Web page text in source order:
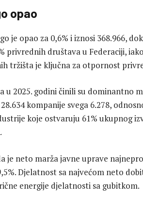
opao
je opao za 0,6% i iznosi 368.966,
privrednih društava u Federaciji,
tržišta je ključna za otpornost
2025. godini činili su dominantno
kompanije svega 6.278,
koje ostvaruju 61% ukupnog
je neto marža javne uprave
Djelatnost sa najvećom neto
energije djelatnosti sa gubitkom.